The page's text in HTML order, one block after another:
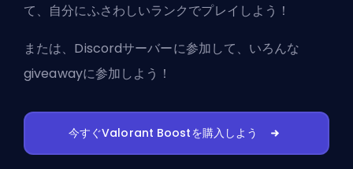
て、自分にふさわしいランクでプレイしよう！
または、 Discordサーバーに参加して、いろんな
giveawayに参加しよう！
今すぐValorant Boostを購入しよう